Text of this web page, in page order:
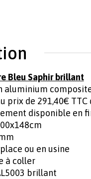
Bleu Saphir brillant
aluminium
prix de 291,40€ TTC
disponible en
ou en usine
à coller
brillant